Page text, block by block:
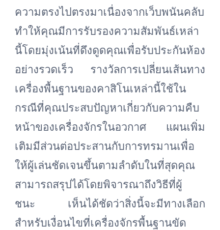
ความตรงไปตรงมาเนื่องจากเว็บพนันคลับ
ทำให้คุณมีการรับรองความสัมพันธ์เหล่า
นี้โดยมุ่งเน้นที่ดึงดูดคุณเพื่อรับประกันห้อง
อย่างรวดเร็ว รางวัลการเปลี่ยนเส้นทาง
เครื่องพื้นฐานของคาสิโนเหล่านี้ใช้ใน
กรณีที่คุณประสบปัญหาเกี่ยวกับความคืบ
หน้าของเครื่องจักรในอวกาศ แผนเพิ่ม
เติมมีส่วนต่อประสานกับการทรมานเพื่อ
ให้ผู้เล่นชัดเจนขึ้นตามลำดับในที่สุดคุณ
สามารถสรุปได้โดยพิจารณาถึงวิธีที่ผู้
ชนะ เห็นได้ชัดว่าสิ่งนี้จะมีทางเลือก
สำหรับเงื่อนไขที่เครื่องจักรพื้นฐานขัด